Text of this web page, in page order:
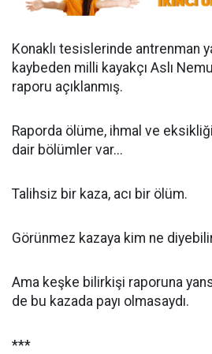
Konaklı tesislerinde antrenman
kaybeden milli kayakçı Aslı
raporu açıklanmış.
Raporda ölüme, ihmal ve
dair bölümler var...
Talihsiz bir kaza, acı bir ölüm.
Görünmez kazaya kim ne
Ama keşke bilirkişi raporuna
de bu kazada payı olmasaydı.
***